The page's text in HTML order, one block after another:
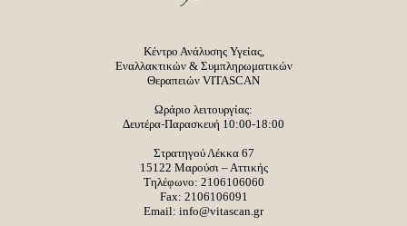
Κέντρο Ανάλυσης Υγείας,
Εναλλακτικών & Συμπληρωματικών
Θεραπειών VITASCAN
Ωράριο λειτουργίας:
Δευτέρα-Παρασκευή 10:00-18:00
Στρατηγού Λέκκα 67
15122 Μαρούσι – Αττικής
Τηλέφωνο: 2106106060
Fax: 2106106091
Email: info@vitascan.gr